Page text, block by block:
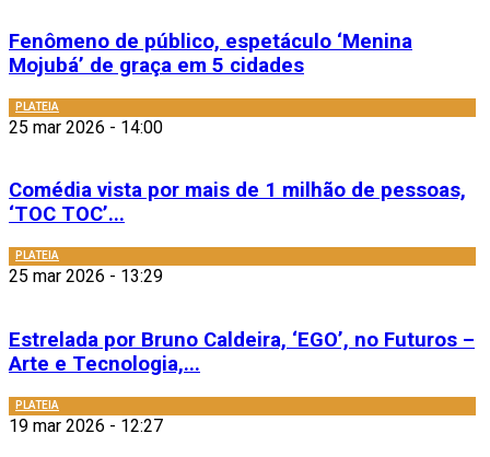
Fenômeno de público, espetáculo ‘Menina
Mojubá’ de graça em 5 cidades
PLATEIA
25 mar 2026 - 14:00
Comédia vista por mais de 1 milhão de pessoas,
‘TOC TOC’...
PLATEIA
25 mar 2026 - 13:29
Estrelada por Bruno Caldeira, ‘EGO’, no Futuros –
Arte e Tecnologia,...
PLATEIA
19 mar 2026 - 12:27